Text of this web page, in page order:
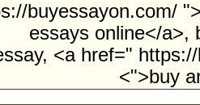
buyessayon.com/
essays online</a>,
<a href="
">buy